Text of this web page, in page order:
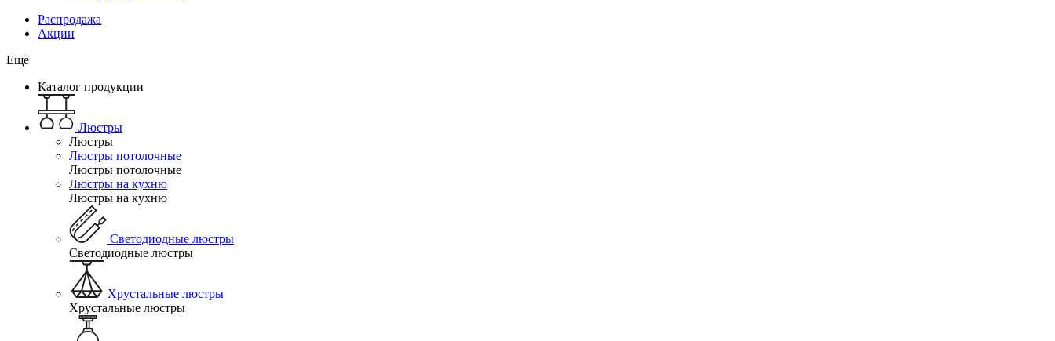
Распродажа
Акции
Еще
Каталог продукции
Люстры
Люстры
Люстры потолочные
Люстры потолочные
Люстры на кухню
Люстры на кухню
Светодиодные люстры
Светодиодные люстры
Хрустальные люстры
Хрустальные люстры